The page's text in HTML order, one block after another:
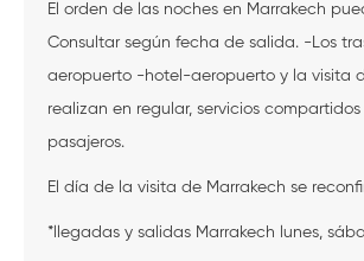
El orden de las noches en Marrakech
Consultar según fecha de salida. -Los
aeropuerto -hotel-aeropuerto y la visita
realizan en regular, servicios
pasajeros.
El día de la visita de Marrakech se
*llegadas y salidas Marrakech lunes,